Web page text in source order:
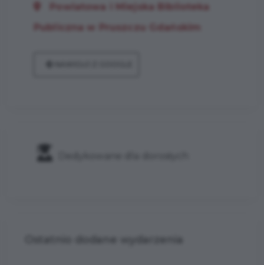
Powiatowa i Miejska Biblioteka
Publiczna w Pruszczu Gdańskim